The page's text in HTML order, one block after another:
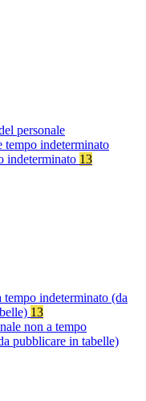
personale
tempo indeterminato
indeterminato 13
tempo indeterminato (da
13
non a tempo
pubblicare in tabelle)